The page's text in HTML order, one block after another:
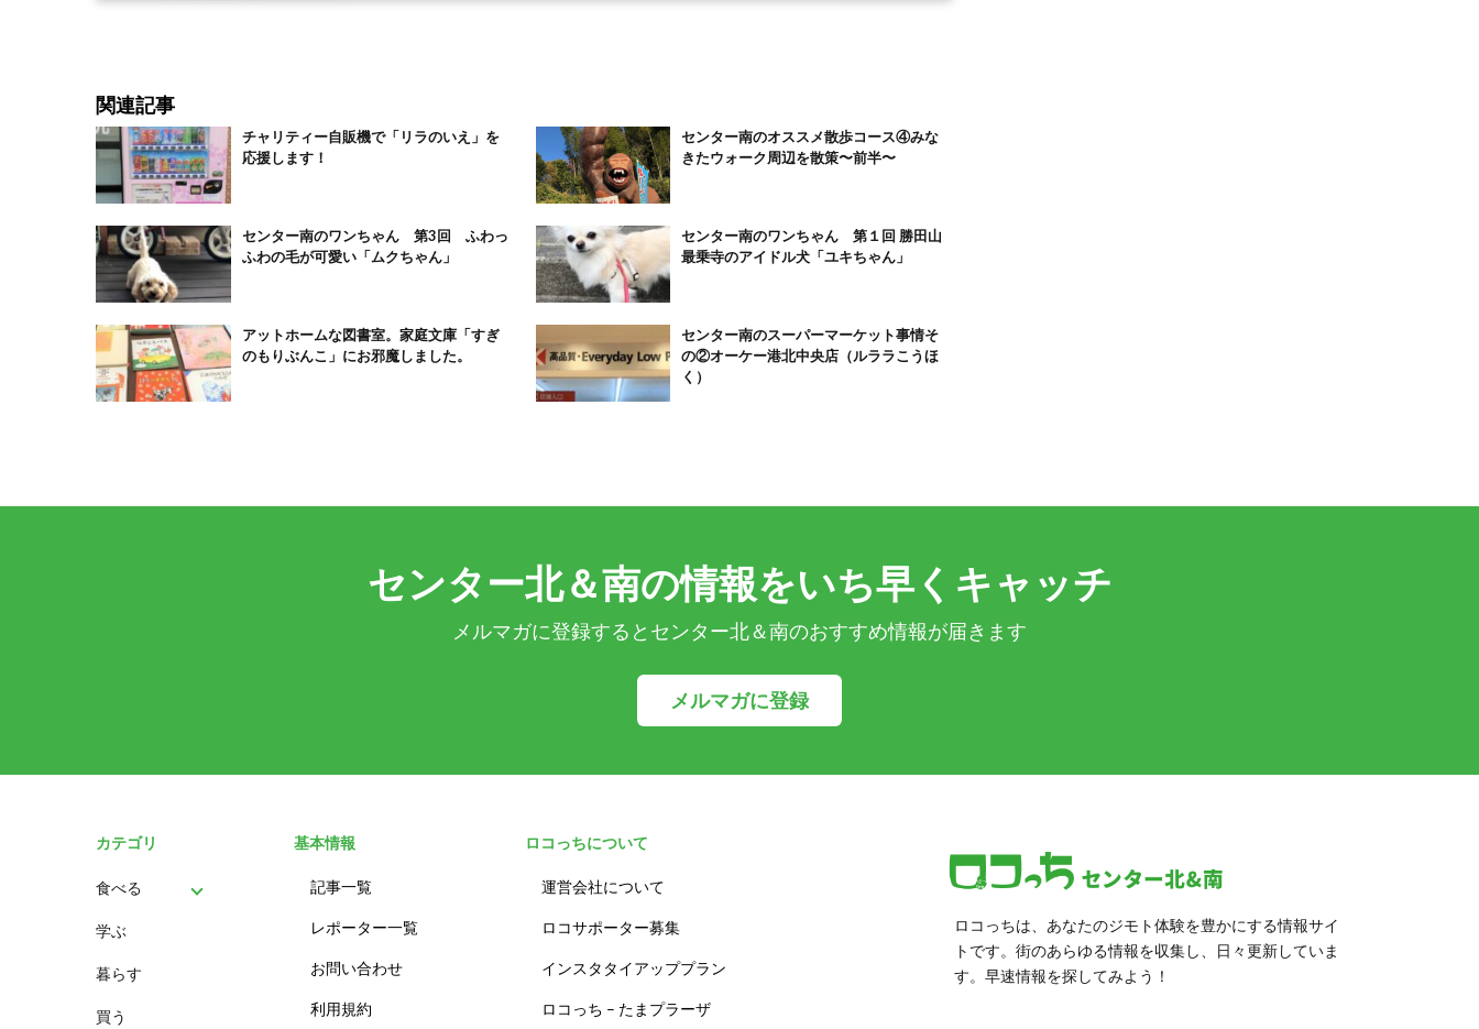
関連記事
チャリティー自販機で「リラのいえ」を
応援します！
センター南のオススメ散歩コース④みな
きたウォーク周辺を散策〜前半〜
センター南のワンちゃん 第3回 ふわっ
ふわの毛が可愛い「ムクちゃん」
センター南のワンちゃん 第１回 勝田山
最乗寺のアイドル犬「ユキちゃん」
アットホームな図書室。家庭文庫「すぎ
のもりぶんこ」にお邪魔しました。
センター南のスーパーマーケット事情そ
の②オーケー港北中央店（ルララこうほ
く）
センター北＆南の情報をいち早くキャッチ
メルマガに登録するとセンター北＆南のおすすめ情報が届きます
メルマガに登録
カテゴリ
食べる
パン
スイーツ
学ぶ
暮らす
買う
基本情報
記事一覧
レポーター一覧
お問い合わせ
利用規約
ロコっちについて
運営会社について
ロコサポーター募集
インスタタイアッププラン
ロコっち – たまプラーザ
ロコっちは、あなたのジモト体験を豊かにする情報サイ
トです。街のあらゆる情報を収集し、日々更新していま
す。早速情報を探してみよう！